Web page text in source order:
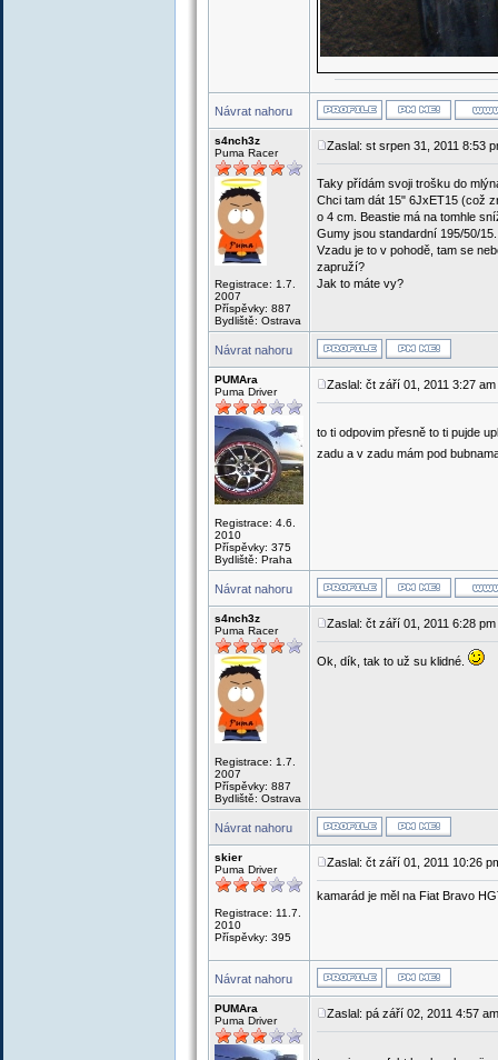
Návrat nahoru
s4nch3z
Puma Racer
Registrace: 1.7.
2007
Příspěvky: 887
Bydliště: Ostrava
Zaslal: st srpen 31, 2011 8:53
Taky přídám svoji trošku do
Chci tam dát 15" 6JxET15 (což
o 4 cm. Beastie má na tomhle
Gumy jsou standardní 195/50/15.
Vzadu je to v pohodě, tam se
zapruží?
Jak to máte vy?
Návrat nahoru
PUMAra
Puma Driver
Registrace: 4.6.
2010
Příspěvky: 375
Bydliště: Praha
Zaslal: čt září 01, 2011 3:27 am
to ti odpovim přesně to ti pujde
zadu a v zadu mám pod
Návrat nahoru
s4nch3z
Puma Racer
Registrace: 1.7.
2007
Příspěvky: 887
Bydliště: Ostrava
Zaslal: čt září 01, 2011 6:28 pm
Ok, dík, tak to už su klidné.
Návrat nahoru
skier
Puma Driver
Registrace: 11.7.
2010
Příspěvky: 395
Zaslal: čt září 01, 2011 10:26
kamarád je měl na Fiat Bravo
Návrat nahoru
PUMAra
Puma Driver
Zaslal: pá září 02, 2011 4:57 am